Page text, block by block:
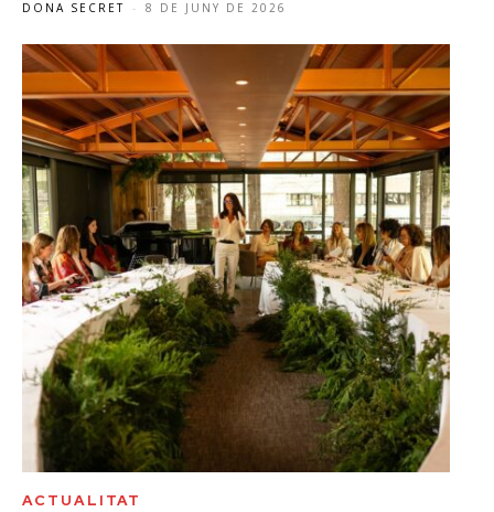
DONA SECRET - 8 DE JUNY DE 2026
ACTUALITAT